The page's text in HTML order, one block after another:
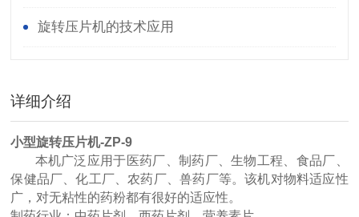
旋转压片机的技术应用
详细介绍
小型旋转压片机-ZP-9
本机广泛应用于医药厂、制药厂、生物工程、食品厂、
保健品厂、化工厂、农药厂、兽药厂等。该机对物料适应性
广，对无粘性的药粉都有很好的适应性。